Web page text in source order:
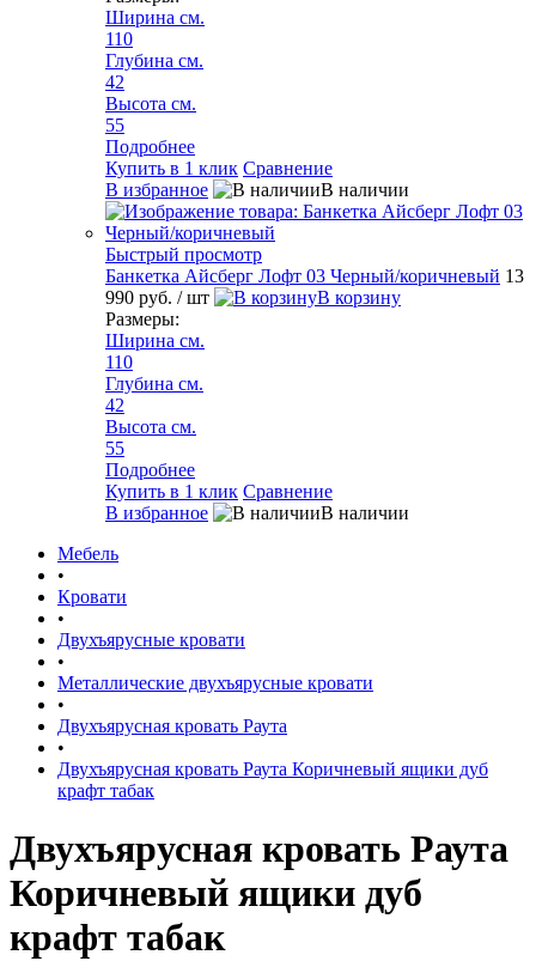
Ширина см.
110
Глубина см.
42
Высота см.
55
Подробнее
Купить в 1 клик Сравнение
В избранное
В наличии
Быстрый просмотр
Банкетка Айсберг Лофт 03 Черный/коричневый 13
990 руб. / шт
В корзину
Размеры:
Ширина см.
110
Глубина см.
42
Высота см.
55
Подробнее
Купить в 1 клик Сравнение
В избранное
В наличии
Мебель
•
Кровати
•
Двухъярусные кровати
•
Металлические двухъярусные кровати
•
Двухъярусная кровать Раута
•
Двухъярусная кровать Раута Коричневый ящики дуб
крафт табак
Двухъярусная кровать Раута
Коричневый ящики дуб
крафт табак